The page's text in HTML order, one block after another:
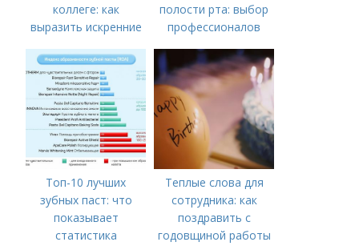
коллеге: как
выразить искренние
полости рта: выбор
профессионалов
Топ-10 лучших
зубных паст: что
показывает
статистика
Теплые слова для
сотрудника: как
поздравить с
годовщиной работы